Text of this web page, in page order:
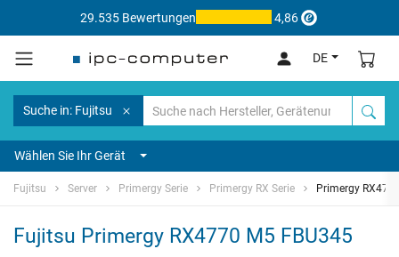
29.535 Bewertungen 4,86
DE
Suche in: Fujitsu
Wählen Sie Ihr Gerät
Fujitsu Server Primergy Serie Primergy RX Serie Primergy
Fujitsu Primergy RX4770 M5 FBU345